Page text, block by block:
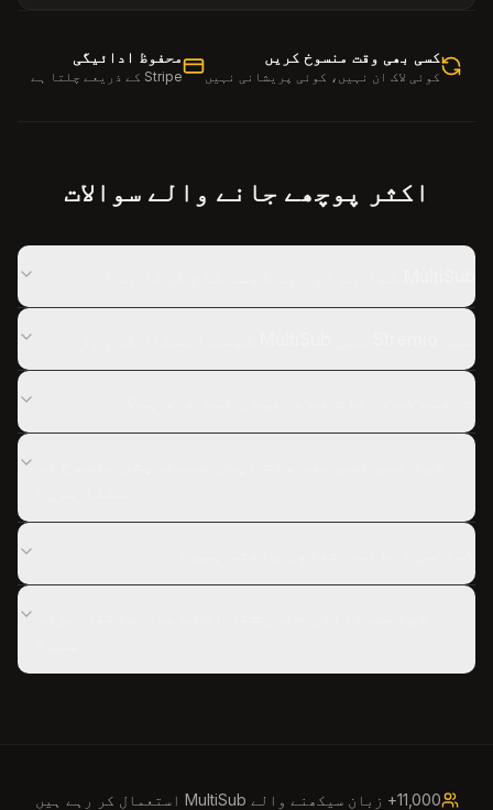
کسی بھی وقت منسوخ کریں
کوئی لاک ان نہیں، کوئی پریشانی نہیں
محفوظ ادائیگی
Stripe کے ذریعے چلتا ہے
اکثر پوچھے جانے والے سوالات
11,000+ زبان سیکھنے والے MultiSub استعمال کر رہے ہیں